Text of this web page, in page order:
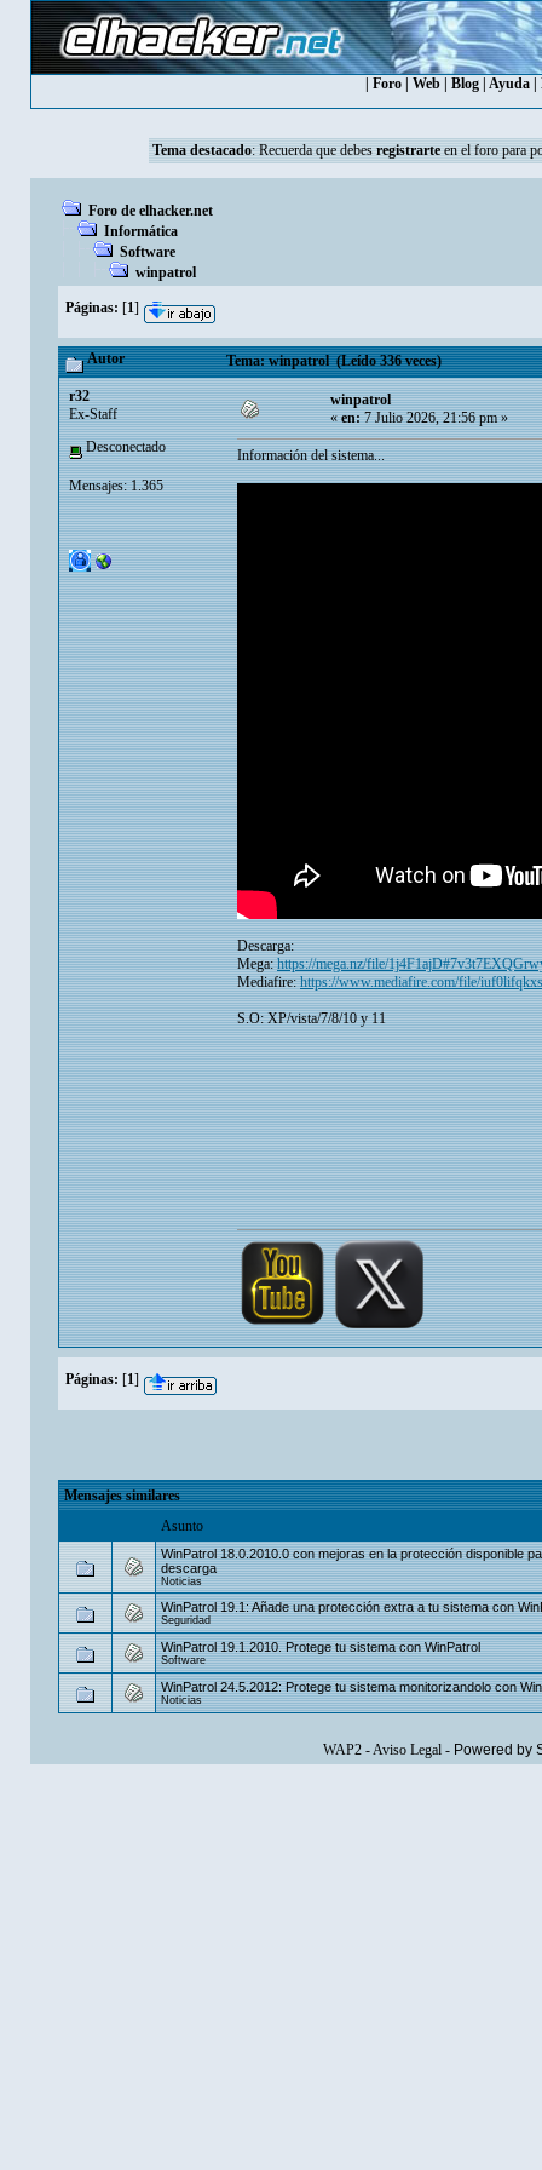
Foro| Web| Blog| Ayuda|
Tema destacado: Recuerda que debes registrarteen el foro para
Foro de elhacker.net
Informática
Software
winpatrol
Páginas: [1]
Autor Tema: winpatrol (Leído 336 veces)
r32
Ex-Staff
Desconectado
Mensajes: 1.365
winpatrol
«en:7 Julio 2026, 21:56 pm »
Información del sistema...
Descarga:
Mega:https://mega.nz/file/
Mediafire:https://www.mediafire.com/file/
S.O: XP/vista/7/8/10 y 11
Páginas: [1]
Mensajes similares
Asunto
WinPatrol 18.0.2010.0 con mejoras en la protección disponible
descarga
Noticias
WinPatrol 19.1: Añade una protección extra a tu sistema con
Seguridad
WinPatrol 19.1.2010. Protege tu sistema con WinPatrol
Software
WinPatrol 24.5.2012: Protege tu sistema monitorizandolo con
Noticias
WAP2-Aviso Legal- Powered by